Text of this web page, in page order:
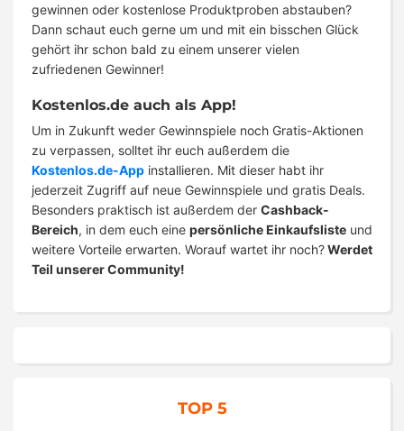
gewinnen oder kostenlose Produktproben abstauben?
Dann schaut euch gerne um und mit ein bisschen Glück
gehört ihr schon bald zu einem unserer vielen
zufriedenen Gewinner!
Kostenlos.de auch als App!
Um in Zukunft weder Gewinnspiele noch Gratis-Aktionen
zu verpassen, solltet ihr euch außerdem die
Kostenlos.de-App installieren. Mit dieser habt ihr
jederzeit Zugriff auf neue Gewinnspiele und gratis Deals.
Besonders praktisch ist außerdem der Cashback-
Bereich, in dem euch eine persönliche Einkaufsliste und
weitere Vorteile erwarten. Worauf wartet ihr noch?Werdet
Teil unserer Community!
TOP 5